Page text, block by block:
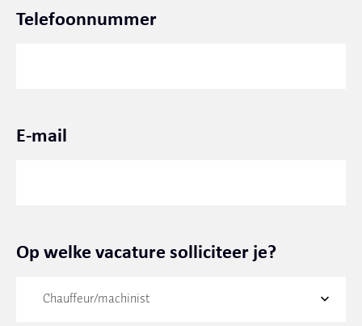
Telefoonnummer
E-mail
Op welke vacature solliciteer je?